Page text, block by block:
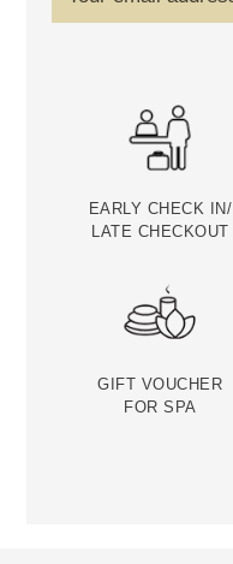
EARLY CHECK IN/
LATE CHECKOUT
GIFT VOUCHER
FOR SPA